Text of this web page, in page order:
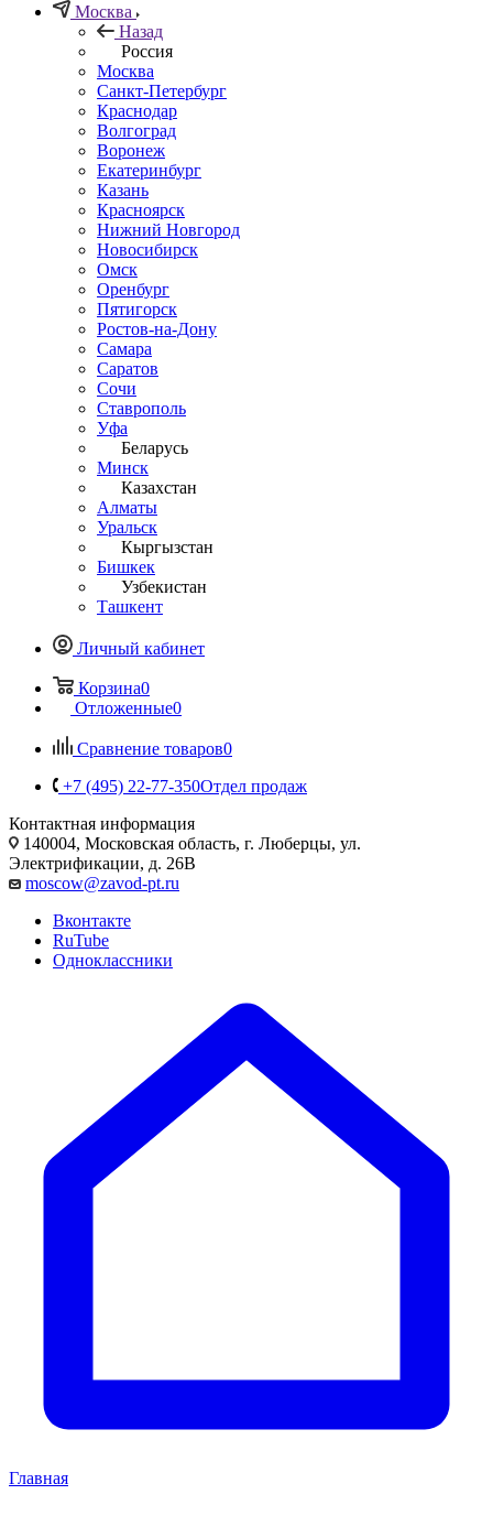
Москва
Назад
Россия
Москва
Санкт-Петербург
Краснодар
Волгоград
Воронеж
Екатеринбург
Казань
Красноярск
Нижний Новгород
Новосибирск
Омск
Оренбург
Пятигорск
Ростов-на-Дону
Самара
Саратов
Сочи
Ставрополь
Уфа
Беларусь
Минск
Казахстан
Алматы
Уральск
Кыргызстан
Бишкек
Узбекистан
Ташкент
Личный кабинет
Корзина0
Отложенные0
Сравнение товаров0
+7 (495) 22-77-350Отдел продаж
Контактная информация
140004, Московская область, г. Люберцы, ул.
Электрификации, д. 26В
moscow@zavod-pt.ru
Вконтакте
RuTube
Одноклассники
Главная